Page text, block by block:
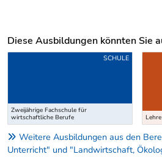
Diese Ausbildungen könnten Sie
Uber weitere Ausbildungsvorschläge
Zweijährige Fachschule für
wirtschaftliche Berufe
SCHULE
Weitere Ausbildungen aus den
Unterricht" und "Landwirtschaft,